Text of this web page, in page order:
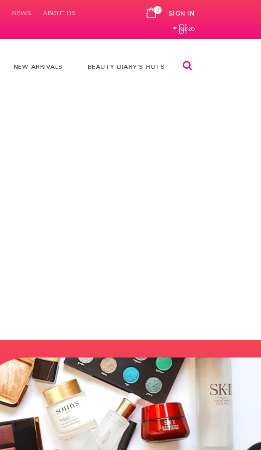
NEWS ABOUT US 0 CART
SIGN IN
မြန်မာ
NEW ARRIVALS BEAUTY DIARY'S HOTS